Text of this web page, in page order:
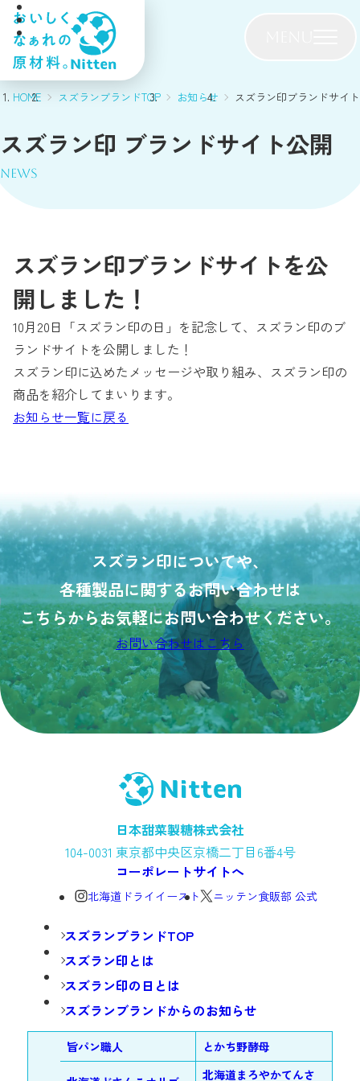
スズラン印 ブランドサイト公開
NEWS
HOME スズランブランドTOP お知らせ スズラン印ブランドサイ
スズラン印ブランドサイトを公
開しました！
10月20日「スズラン印の日」を記念して、スズラン印のブ
ランドサイトを公開しました！
スズラン印に込めたメッセージや取り組み、スズラン印の
商品を紹介してまいります。
お知らせ一覧に戻る
スズラン印についてや、
各種製品に関するお問い合わせは
こちらからお気軽にお問い合わせください。
お問い合わせはこちら
日本甜菜製糖株式会社
104-0031 東京都中央区京橋二丁目6番4号
コーポレートサイトへ
北海道ドライイースト ニッテン食販部 公式
スズランブランドTOP
スズラン印とは
スズラン印の日とは
スズランブランドからのお知らせ
旨パン職人 とかち野酵母
北海道まろやかてんさ